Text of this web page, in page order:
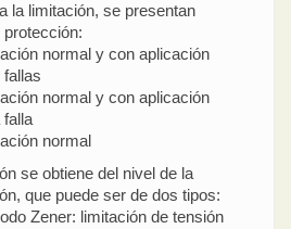
la limitación, se presentan
normal y con aplicación
normal y con aplicación
falla
normal
se obtiene del nivel de la
que puede ser de dos tipos:
Zener: limitación de tensión